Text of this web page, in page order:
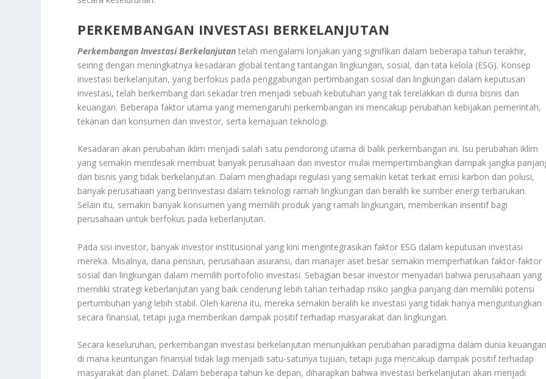
PERKEMBANGAN INVESTASI BERKELANJUTAN
Perkembangan Investasi Berkelanjutan telah mengalami lonjakan yang signifikan dalam beberapa tahun terakhir,
seiring dengan meningkatnya kesadaran global tentang tantangan lingkungan, sosial, dan tata kelola (ESG). Konsep
investasi berkelanjutan, yang berfokus pada penggabungan pertimbangan sosial dan lingkungan dalam keputusan
investasi, telah berkembang dari sekadar tren menjadi sebuah kebutuhan yang tak terelakkan di dunia bisnis dan
keuangan. Beberapa faktor utama yang memengaruhi perkembangan ini mencakup perubahan kebijakan pemerintah,
tekanan dari konsumen dan investor, serta kemajuan teknologi.
Kesadaran akan perubahan iklim menjadi salah satu pendorong utama di balik perkembangan ini. Isu perubahan iklim
yang semakin mendesak membuat banyak perusahaan dan investor mulai mempertimbangkan dampak jangka
dari bisnis yang tidak berkelanjutan. Dalam menghadapi regulasi yang semakin ketat terkait emisi karbon dan polusi,
banyak perusahaan yang berinvestasi dalam teknologi ramah lingkungan dan beralih ke sumber energi terbarukan.
Selain itu, semakin banyak konsumen yang memilih produk yang ramah lingkungan, memberikan insentif bagi
perusahaan untuk berfokus pada keberlanjutan.
Pada sisi investor, banyak investor institusional yang kini mengintegrasikan faktor ESG dalam keputusan investasi
mereka. Misalnya, dana pensiun, perusahaan asuransi, dan manajer aset besar semakin memperhatikan faktor-faktor
sosial dan lingkungan dalam memilih portofolio investasi. Sebagian besar investor menyadari bahwa perusahaan yang
memiliki strategi keberlanjutan yang baik cenderung lebih tahan terhadap risiko jangka panjang dan memiliki potensi
pertumbuhan yang lebih stabil. Oleh karena itu, mereka semakin beralih ke investasi yang tidak hanya menguntungkan
secara finansial, tetapi juga memberikan dampak positif terhadap masyarakat dan lingkungan.
Secara keseluruhan, perkembangan investasi berkelanjutan menunjukkan perubahan paradigma dalam dunia
di mana keuntungan finansial tidak lagi menjadi satu-satunya tujuan, tetapi juga mencakup dampak positif terhadap
masyarakat dan planet. Dalam beberapa tahun ke depan, diharapkan bahwa investasi berkelanjutan akan menjadi